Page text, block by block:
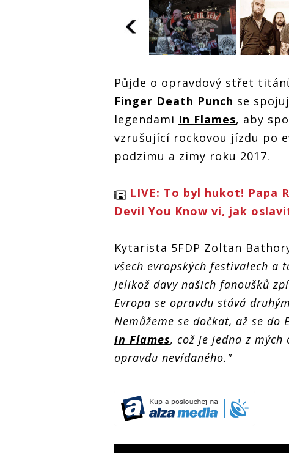
Five Finger Death
Punch a In Flames v
listopadu zatřesou
pražským Forem Karlín
Five
Punch a
Půjde o opravdový střet
Finger Death Punch se
legendami In Flames, aby
vzrušující rockovou jízdu po
podzimu a zimy roku 2017.
LIVE: To byl hukot! Papa
Devil You Know ví, jak
Kytarista 5FDP Zoltan
všech evropských festivalech a
Jelikož davy našich fanoušků
Evropa se opravdu stává
Nemůžeme se dočkat, až se do
In Flames, což je jedna z mých
opravdu nevídaného."